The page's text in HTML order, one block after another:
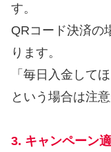
す。
QRコード決済の
ります。
「毎日入金して
という場合は注
3. キャンペーン